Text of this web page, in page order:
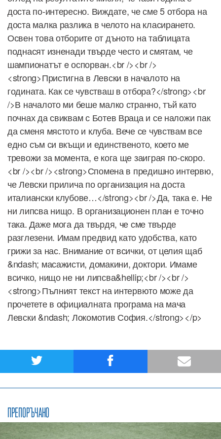
доста по-интересно. Виждате, че сме 5 отбора на
доста малка разлика в челото на класирането.
Освен това отборите от дъното на таблицата
поднасят изненади твърде често и смятам, че
шампионатът e оспорван.<br /><br />
<strong>Пристигна в Левски в началото на
годината. Как се чувстваш в отбора?</strong><br
/>В началото ми беше малко странно, тъй като
почнах да свиквам с Ботев Враца и се наложи пак
да сменя мястото и клуба. Вече се чувствам все
едно съм си вкъщи и единственото, което ме
тревожи за момента, е кога ще заиграя по-скоро.
<br /><br /><strong>Спомена в предишно интервю,
че Левски прилича по организация на доста
италиански клубове…</strong><br />Да, така е. Не
ни липсва нищо. В организационен план е точно
така. Даже мога да твърдя, че сме твърде
разглезени. Имам предвид като удобства, като
грижи за нас. Внимание от всички, от целия щаб
&ndash; масажисти, домакини, доктори. Имаме
всичко, нищо не ни липсва&hellip;<br /><br />
<strong>Пълният текст на интервюто може да
прочетете в официалната програма на мача
Левски &ndash; Локомотив София.</strong></p>
ПРЕПОРЪЧАНО